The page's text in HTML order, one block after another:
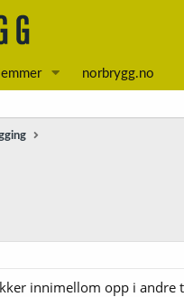
norbrygg.no
innimellom opp i andre